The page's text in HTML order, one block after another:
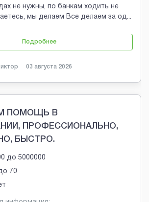
не нужны, по банкам ходить не
мы делаем Все делаем за од...
Подробнее
03 августа 2026
ПОМОЩЬ В
ПРОФЕССИОНАЛЬНО,
БЫСТРО.
до 5000000
70